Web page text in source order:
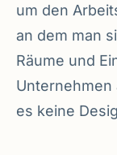
um den
an dem man
Räume und
es keine